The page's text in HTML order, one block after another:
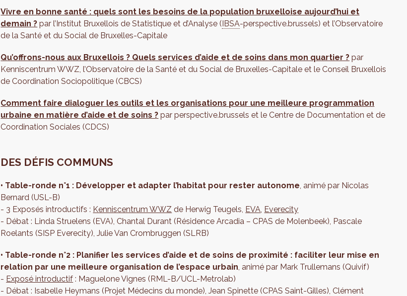
Vivre en bonne santé : quels sont les besoins de la population bruxelloise aujourd’hui et
demain ? par l’Institut Bruxellois de Statistique et d’Analyse (IBSA-perspective.brussels) et l’Observatoire
de la Santé et du Social de Bruxelles-Capitale
Qu’offrons-nous aux Bruxellois ? Quels services d’aide et de soins dans mon quartier ? par
Kenniscentrum WWZ, l’Observatoire de la Santé et du Social de Bruxelles-Capitale et le Conseil Bruxellois
de Coordination Sociopolitique (CBCS)
Comment faire dialoguer les outils et les organisations pour une meilleure programmation
urbaine en matière d’aide et de soins ? par perspective.brussels et le Centre de Documentation et de
Coordination Sociales (CDCS)
DES DÉFIS COMMUNS
• Table-ronde n°1 : Développer et adapter l’habitat pour rester autonome, animé par Nicolas
Bernard (USL-B)
- 3 Exposés introductifs : Kenniscentrum WWZ de Herwig Teugels, EVA, Everecity
- Débat : Linda Struelens (EVA), Chantal Durant (Résidence Arcadia – CPAS de Molenbeek), Pascale
Roelants (SISP Everecity), Julie Van Crombruggen (SLRB)
• Table-ronde n°2 : Planifier les services d’aide et de soins de proximité : faciliter leur mise en
relation par une meilleure organisation de l’espace urbain, animé par Mark Trullemans (Quivif)
- Exposé introductif : Maguelone Vignes (RML-B/UCL-Metrolab)
- Débat : Isabelle Heymans (Projet Médecins du monde), Jean Spinette (CPAS Saint-Gilles), Clément